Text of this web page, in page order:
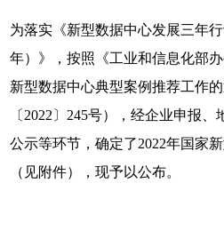
为落实《新型数据中心发展三年
年）》，按照《工业和信息化部
新型数据中心典型案例推荐工作
〔2022〕245号），经企业申报
公示等环节，确定了2022年国家
（见附件），现予以公布。